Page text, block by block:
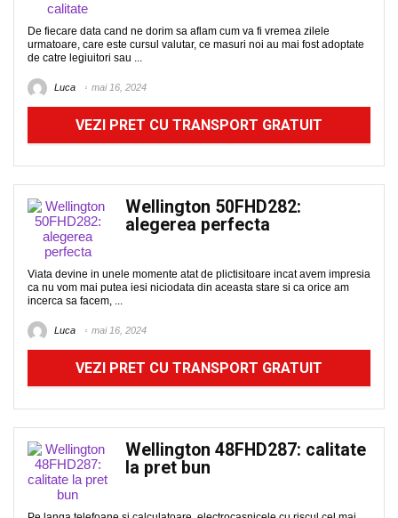
De fiecare data cand ne dorim sa aflam cum va fi vremea zilele
urmatoare, care este cursul valutar, ce masuri noi au mai fost adoptate
de catre legiuitori sau ...
Luca mai 16, 2024
VEZI PRET CU TRANSPORT GRATUIT
Wellington 50FHD282:
alegerea perfecta
Viata devine in unele momente atat de plictisitoare incat avem impresia
ca nu vom mai putea iesi niciodata din aceasta stare si ca orice am
incerca sa facem, ...
Luca mai 16, 2024
VEZI PRET CU TRANSPORT GRATUIT
Wellington 48FHD287: calitate
la pret bun